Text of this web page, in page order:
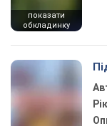
показати
обкладинку